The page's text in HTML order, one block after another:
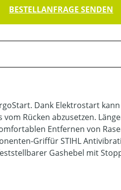
BESTELLANFRAGE SENDEN
Dank Elektrostart
Rücken abzusetzen.
Entfernen von
Griffür STIHL
Gashebel mit